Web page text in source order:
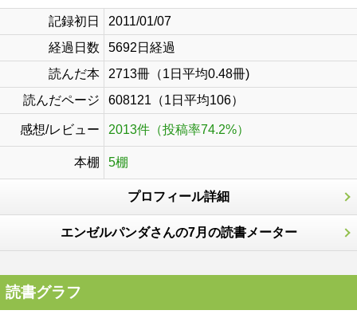
記録初日
2011/01/07
経過日数
5692日経過
読んだ本
2713冊（1日平均0.48冊)
読んだページ
608121（1日平均106）
感想/レビュー 2013件（投稿率74.2%）
本棚 5棚
プロフィール詳細
エンゼルパンダさんの7月の読書メーター
読書グラフ